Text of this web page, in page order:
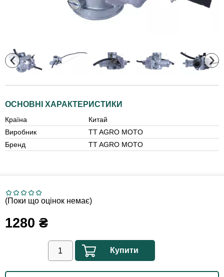
‹ ›
ОСНОВНІ ХАРАКТЕРИСТИКИ
Країна
Китай
Виробник
TT AGRO MOTO
Бренд
TT AGRO MOTO
(Поки що оцінок немає)
1280 ₴
Купити